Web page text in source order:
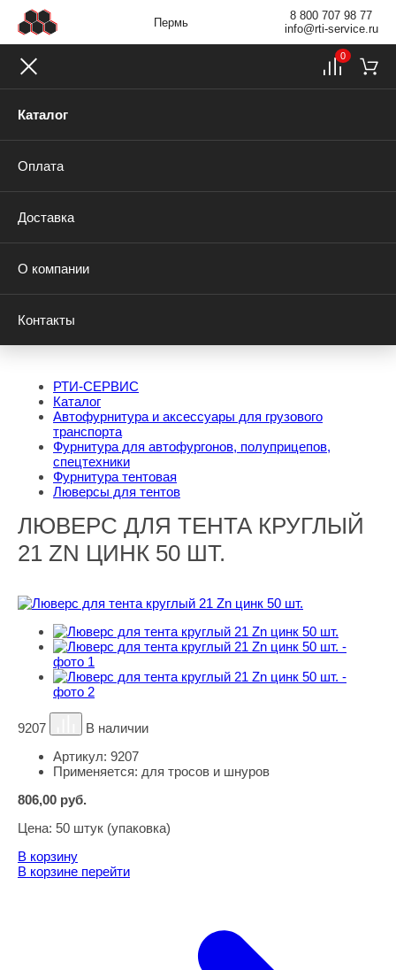
Пермь
8 800 707 98 77
info@rti-service.ru
Каталог
Оплата
Доставка
О компании
Контакты
0
РТИ-СЕРВИС
Каталог
Автофурнитура и аксессуары для грузового
транспорта
Фурнитура для автофургонов, полуприцепов,
спецтехники
Фурнитура тентовая
Люверсы для тентов
ЛЮВЕРС ДЛЯ ТЕНТА КРУГЛЫЙ
21 ZN ЦИНК 50 ШТ.
9207
В наличии
Артикул: 9207
Применяется: для тросов и шнуров
806,00 руб.
Цена: 50 штук (упаковка)
В корзину
В корзине перейти